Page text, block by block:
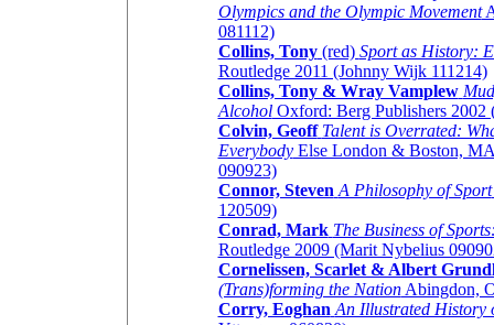
Olympics and the Olympic Movement
081112)
Collins, Tony(red) Sport as History:
Routledge 2011 (Johnny Wijk 111214)
Collins, Tony & Wray Vamplew
AlcoholOxford: Berg Publishers 2002
Colvin, Geoff Talent is Overrated:
EverybodyElse London & Boston,
090923)
Connor, Steven A Philosophy of Sport
120509)
Conrad, Mark The Business of
Routledge 2009 (Marit Nybelius
Cornelissen, Scarlet & Albert
(Trans)forming the NationAbingdon,
Corry, Eoghan An Illustrated History